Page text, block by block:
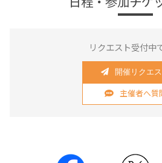
リクエスト受付中
開催リクエス
主催者へ質